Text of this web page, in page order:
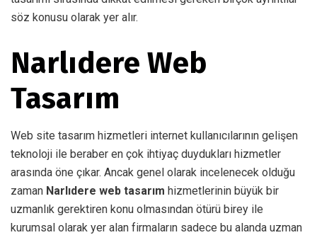
söz konusu olarak yer alır.
Narlıdere Web
Tasarım
Web site tasarım hizmetleri internet kullanıcılarının gelişen
teknoloji ile beraber en çok ihtiyaç duydukları hizmetler
arasında öne çıkar. Ancak genel olarak incelenecek olduğu
zaman Narlıdere web tasarım hizmetlerinin büyük bir
uzmanlık gerektiren konu olmasından ötürü birey ile
kurumsal olarak yer alan firmaların sadece bu alanda uzman